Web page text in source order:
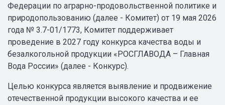
Федерации по аграрно-продовольственной политике и
природопользованию (далее - Комитет) от 19 мая 2026
года № 3.7-01/1773, Комитет поддерживает
проведение в 2027 году конкурса качества воды и
безалкогольной продукции «РОСГЛАВОДА – Главная
Вода России» (далее - Конкурс).
Целью конкурса является выявление и продвижение
отечественной продукции высокого качества и ее